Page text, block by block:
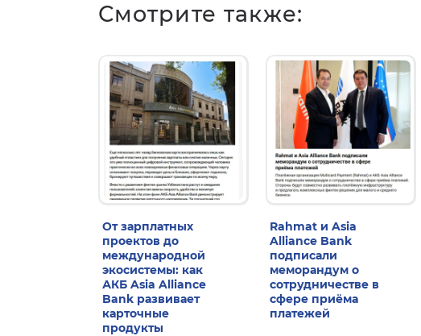
Смотрите также:
От зарплатных
проектов до
международной
экосистемы: как
АКБ Asia Alliance
Bank развивает
карточные
продукты
Rahmat и Asia
Alliance Bank
подписали
меморандум о
сотрудничестве в
сфере приёма
платежей